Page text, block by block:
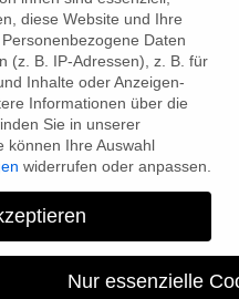
und
für Familien und pflegende
hat das Bundeskabinett
Sie ist damit auf
was sich ändern soll.
Kinder
diese Website und Ihre
Personenbezogene Daten
(z. B. IP-Adressen), z. B. für
Inhalte oder Anzeigen-
Informationen über die
Sie in unserer
können Ihre Auswahl
widerrufen oder anpassen.
Nur essenzielle